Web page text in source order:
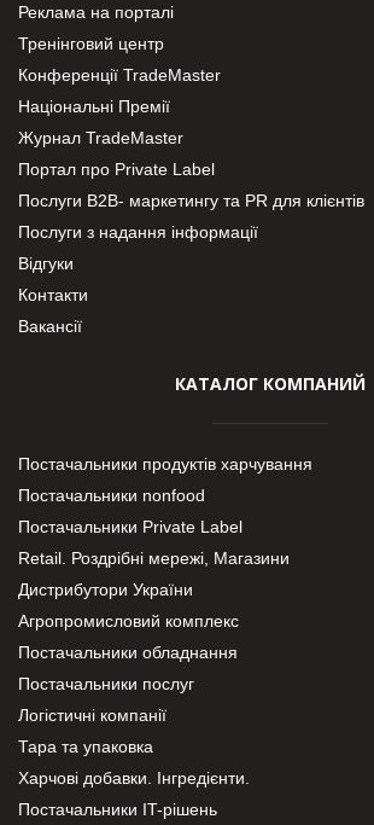
Реклама на порталі
Тренінговий центр
Конференції TradeMaster
Національні Премії
Журнал TradeMaster
Портал про Private Label
Послуги В2В- маркетингу та PR для клієнтів
Послуги з надання інформації
Відгуки
Контакти
Вакансії
КАТАЛОГ КОМПАНИЙ
Постачальники продуктів харчування
Постачальники nonfood
Постачальники Private Label
Retail. Роздрібні мережі, Магазини
Дистрибутори України
Агропромисловий комплекс
Постачальники обладнання
Постачальники послуг
Логістичні компанії
Тара та упаковка
Харчові добавки. Інгредієнти.
Постачальники IT-рішень